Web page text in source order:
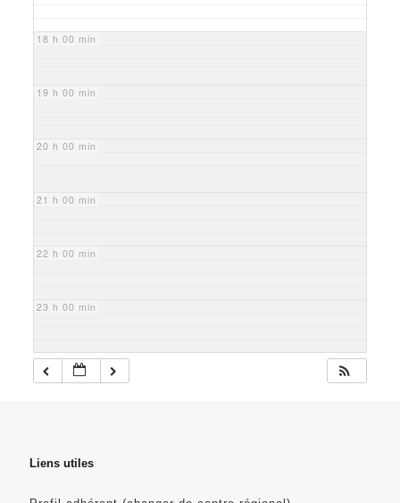
18 h 00 min
19 h 00 min
20 h 00 min
21 h 00 min
22 h 00 min
23 h 00 min
Liens utiles